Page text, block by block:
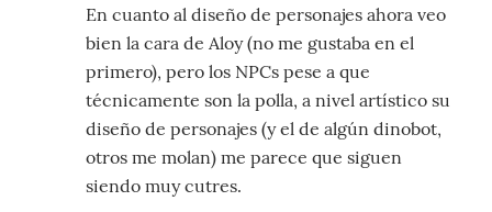
En cuanto al diseño de personajes ahora veo
bien la cara de Aloy (no me gustaba en el
primero), pero los NPCs pese a que
técnicamente son la polla, a nivel artístico su
diseño de personajes (y el de algún dinobot,
otros me molan) me parece que siguen
siendo muy cutres.